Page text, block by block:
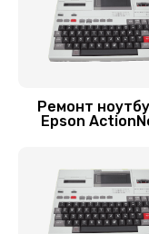
Ремонт
Epson